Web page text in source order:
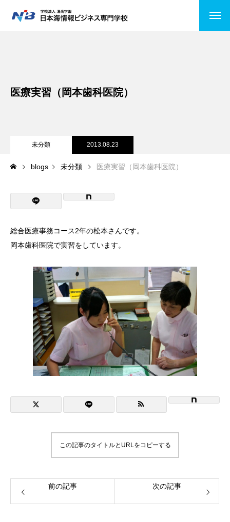
コース紹介
ビジネスITコース
医療事務
公務員受験
在校生と卒業生の声
主な就職先
在校生・卒業生の出身校一覧
資料請求
入試情報
支援制度
よくある質問
医療実習（岡本歯科医院）
未分類 2013.08.23
blogs 未分類 医療実習（岡本歯科医院）
総合医療事務コース2年の松本さんです。
岡本歯科医院で実習をしています。
この記事のタイトルとURLをコピーする
前の記事 次の記事